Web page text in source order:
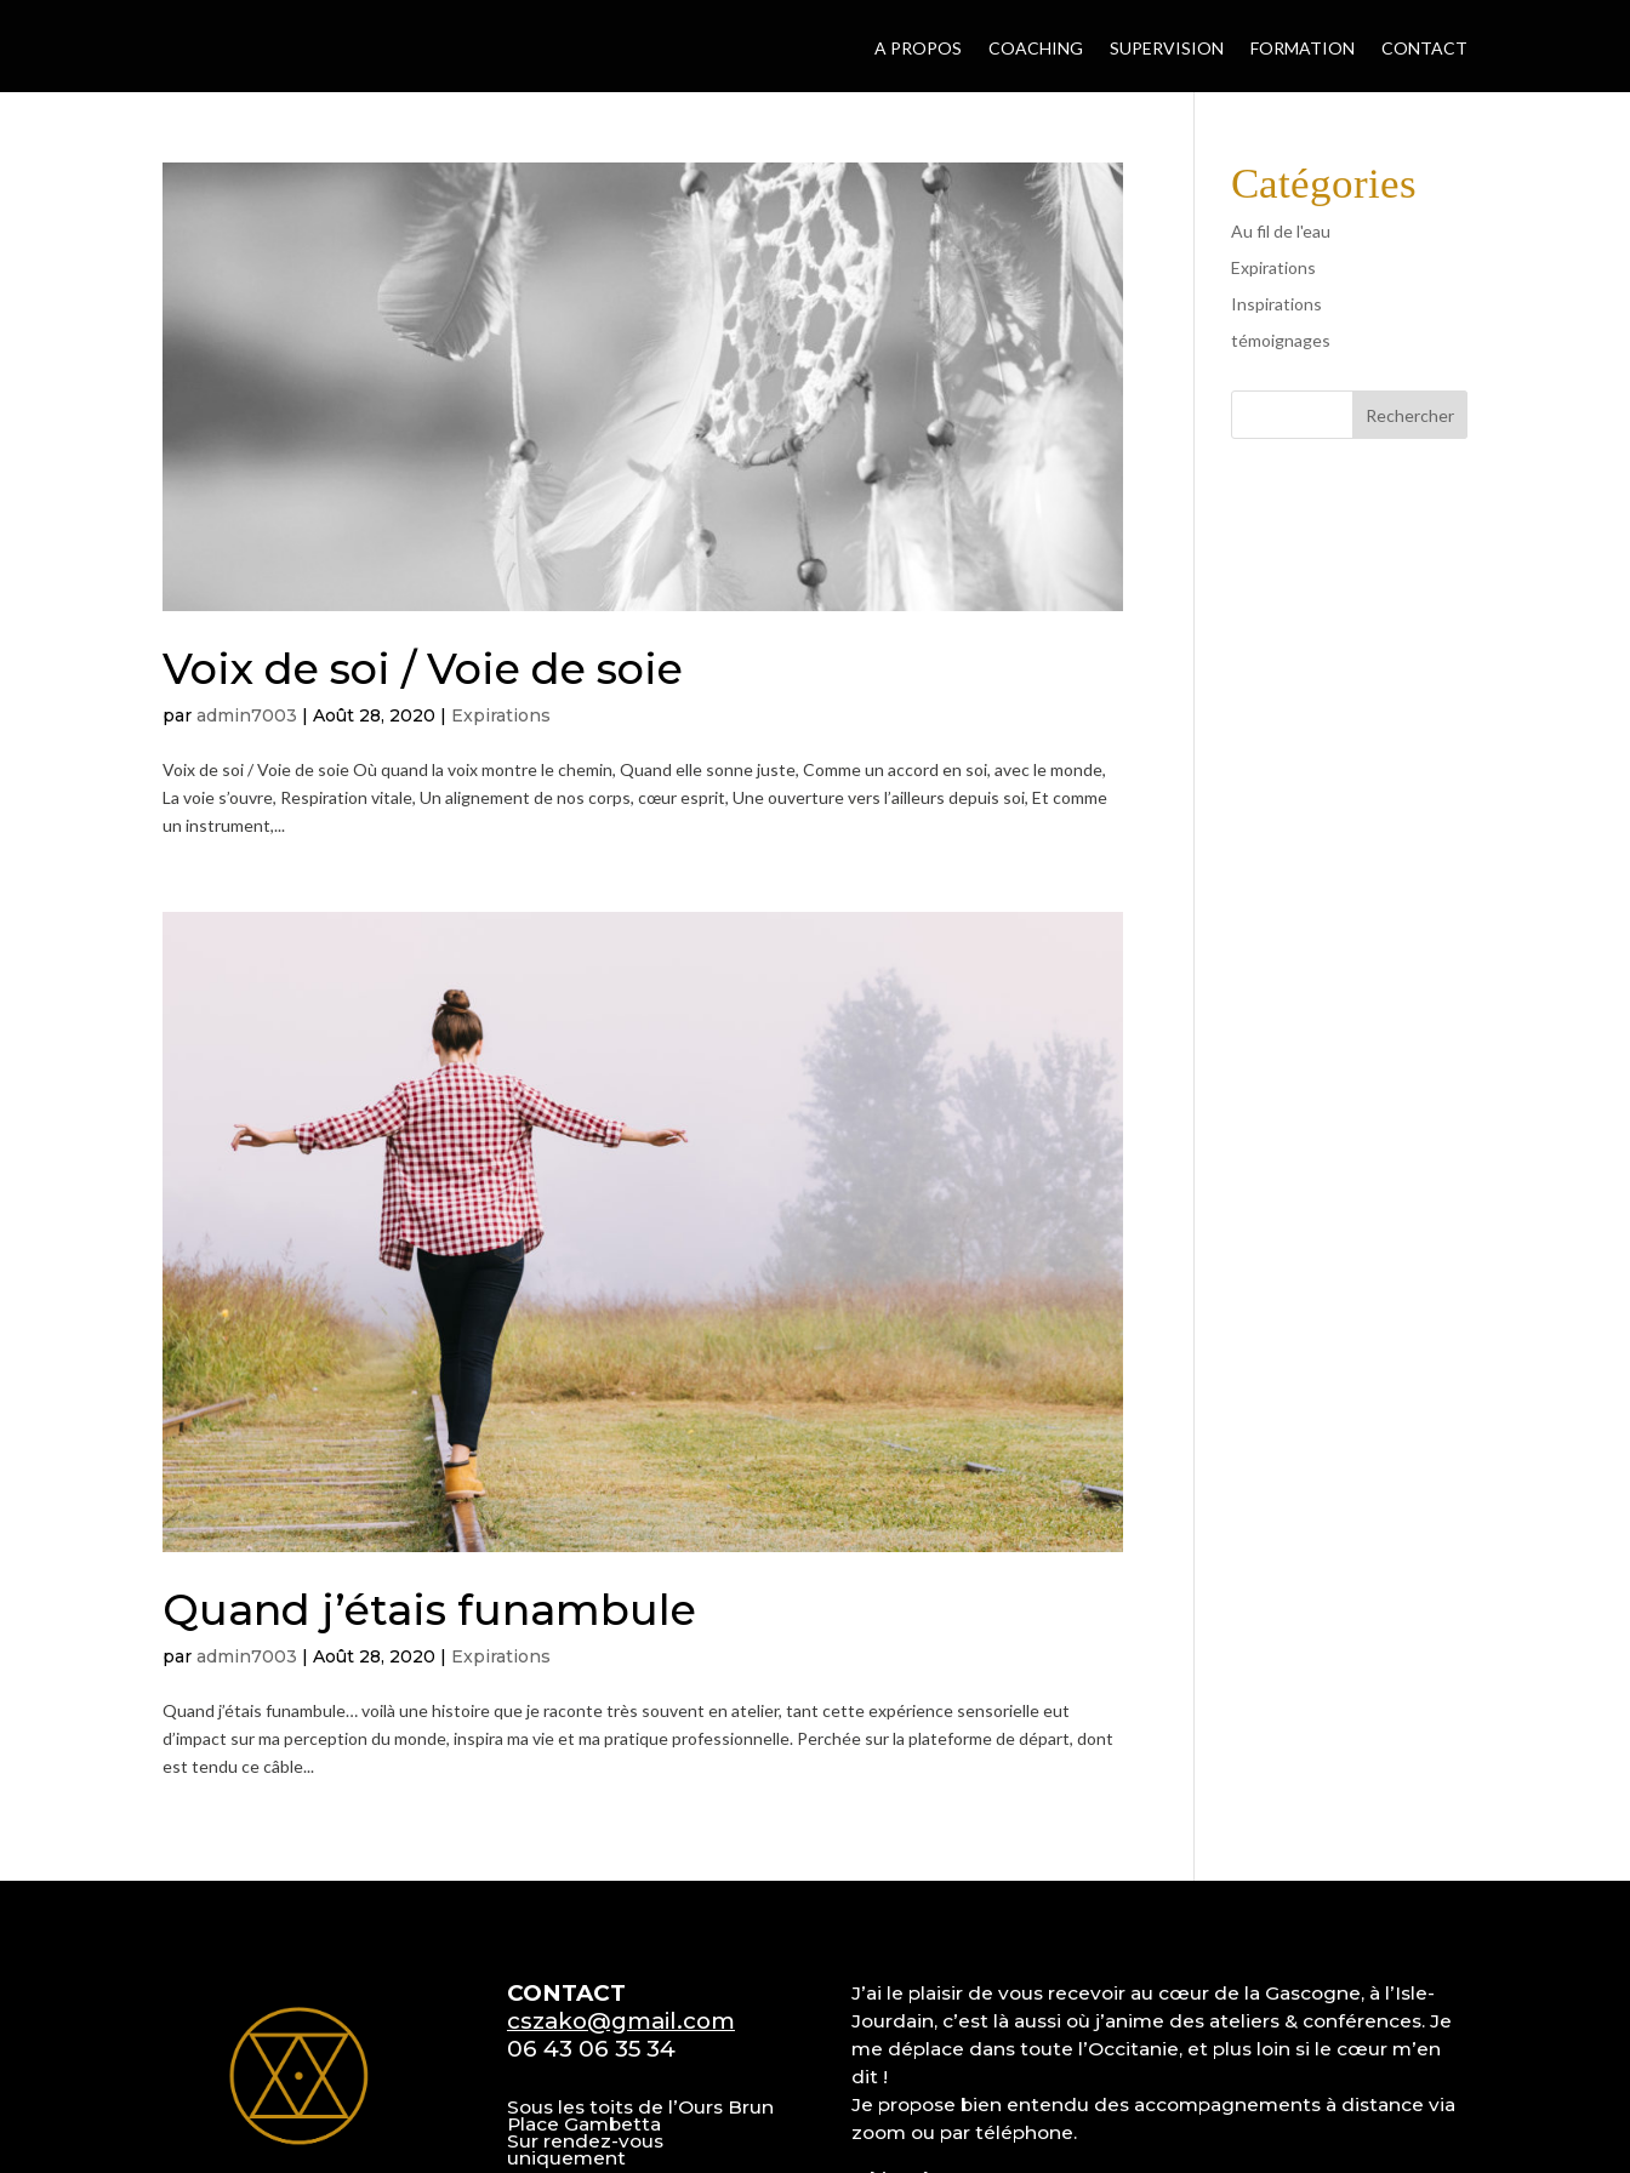
A PROPOS COACHING SUPERVISION FORMATION CONTACT
Voix de soi / Voie de soie
paradmin7003 |Août 28, 2020 | Expirations
Voix de soi / Voie de soie Où quand la voix montre le chemin, Quand elle sonne juste, Comme un accord en soi, avec le monde,
La voie s’ouvre, Respiration vitale, Un alignement de nos corps, cœur esprit, Une ouverture vers l’ailleurs depuis soi, Et comme
un instrument,...
Quand j’étais funambule
paradmin7003 |Août 28, 2020 Expirations
Quand j’étais funambule… voilà une histoire que je raconte très souvent en atelier, tant cette expérience sensorielle eut
d’impact sur ma perception du monde, inspira ma vie et ma pratique professionnelle. Perchée sur la plateforme de départ, dont
est tendu ce câble...
Catégories
Au fil de l'eau
Expirations
Inspirations
témoignages
CONTACT
cszako@gmail.com
06 43 06 35 34
Sous les toits de l’Ours Brun
Place Gambetta
Sur rendez-vous
uniquement
J’ai le plaisir de vous recevoir au cœur de la Gascogne, à l’Isle-
Jourdain, c’est là aussi où j’anime des ateliers & conférences. Je
me déplace dans toute l’Occitanie, et plus loin si le cœur m’en
dit !
Je propose bien entendu des accompagnements à distance via
zoom ou par téléphone.